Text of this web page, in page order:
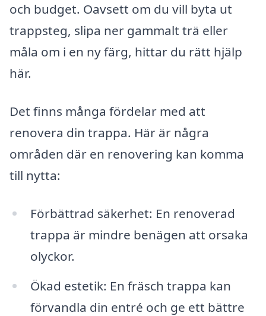
och budget. Oavsett om du vill byta ut
trappsteg, slipa ner gammalt trä eller
måla om i en ny färg, hittar du rätt hjälp
här.
Det finns många fördelar med att
renovera din trappa. Här är några
områden där en renovering kan komma
till nytta:
Förbättrad säkerhet: En renoverad
trappa är mindre benägen att orsaka
olyckor.
Ökad estetik: En fräsch trappa kan
förvandla din entré och ge ett bättre